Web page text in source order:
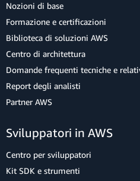
Nozioni di base
Formazione e certificazioni
Biblioteca di soluzioni AWS
Centro di architettura
Domande frequenti tecniche e
Report degli analisti
Partner AWS
Sviluppatori in AWS
Centro per sviluppatori
Kit SDK e strumenti